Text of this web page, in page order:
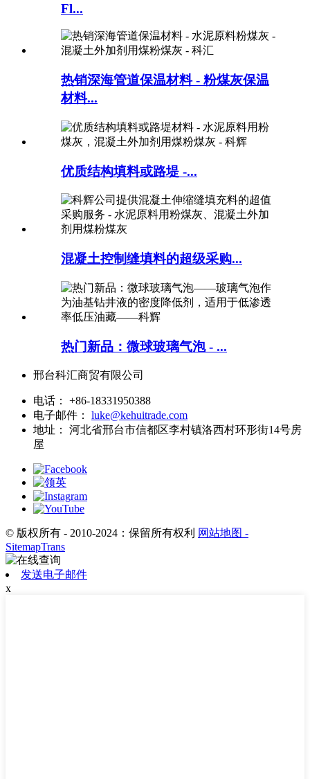
Fl...
热销深海管道保温材料 - 粉煤灰保温
材料...
优质结构填料或路堤 -...
混凝土控制缝填料的超级采购...
热门新品：微球玻璃气泡 - ...
邢台科汇商贸有限公司
电话：
+86-18331950388
电子邮件：
luke@kehuitrade.com
地址：
河北省邢台市信都区李村镇洛西村环形街14号房
屋
© 版权所有 - 2010-2024：保留所有权利 网站地图 -
SitemapTrans
发送电子邮件
x